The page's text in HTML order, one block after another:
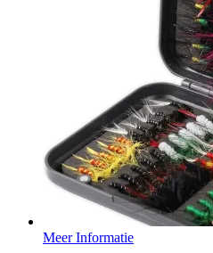
Meer Informatie